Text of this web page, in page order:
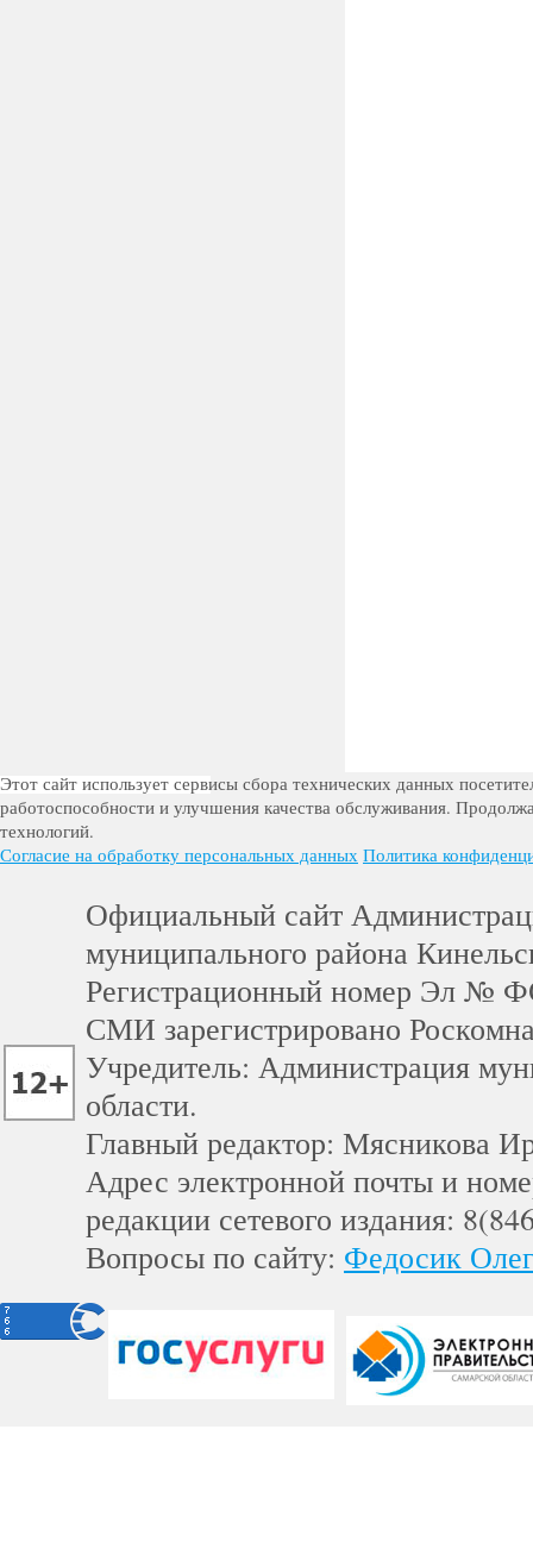
Этот сайт использует сервисы сбора технических данных
работоспособности и улучшения качества обслуживания.
технологий.
Согласие на обработку персональных данных Политика
Официальный сайт
муниципального района
Регистрационный номер Эл №
СМИ зарегистрировано
Учредитель: Администрация
области.
Главный редактор: Мясникова
Адрес электронной почты и
редакции сетевого издания:
Вопросы по сайту: Федосик